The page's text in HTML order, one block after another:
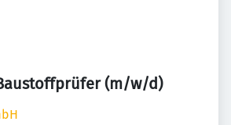
(m/w/d)